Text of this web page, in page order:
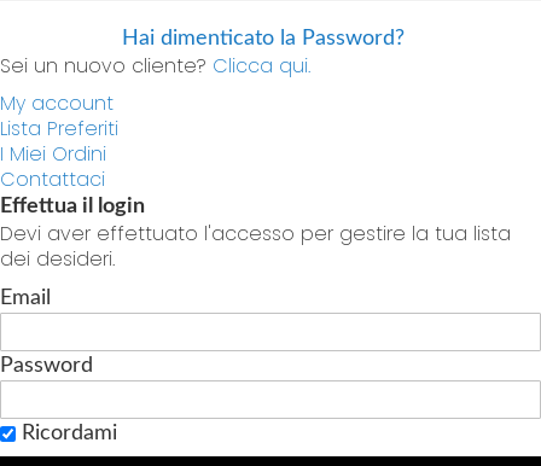
Hai dimenticato la Password?
Sei un nuovo cliente? Clicca qui.
My account
Lista Preferiti
I Miei Ordini
Contattaci
Effettua il login
Devi aver effettuato l'accesso per gestire la tua lista
dei desideri.
Email
Password
Ricordami